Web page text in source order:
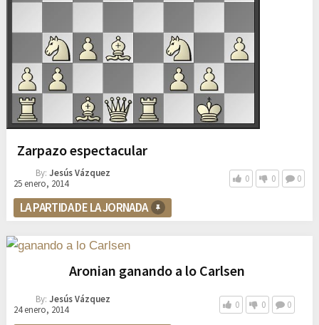
Zarpazo espectacular
By: Jesús Vázquez
25 enero, 2014
0 0 0
LA PARTIDA DE LA JORNADA
Aronian ganando a lo Carlsen
By: Jesús Vázquez
24 enero, 2014
0 0 0